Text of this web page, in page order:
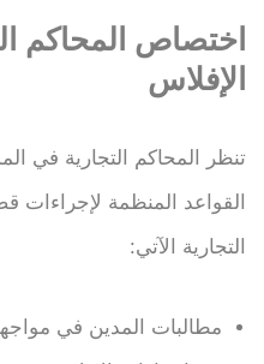
اختصاص المحاكم
الإفلاس
تنظر المحاكم التجارية في
القواعد المنظمة لإجراءات
التجارية الآتي:
مطالبات المدين في